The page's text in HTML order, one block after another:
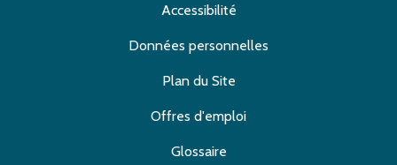
Accessibilité
Données personnelles
Plan du Site
Offres d'emploi
Glossaire